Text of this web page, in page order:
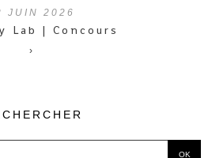
JUIN 2026
Lab | Concours
›